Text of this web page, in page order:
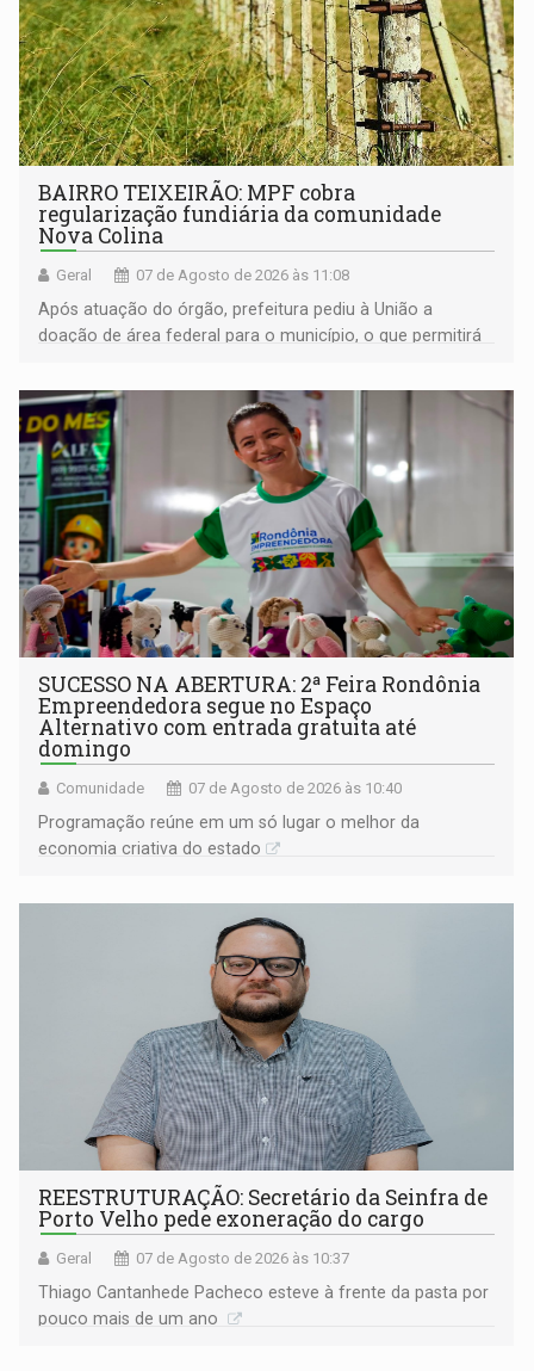
BAIRRO TEIXEIRÃO: MPF cobra
regularização fundiária da comunidade
Nova Colina
Geral 07 de Agosto de 2026 às 11:08
Após atuação do órgão, prefeitura pediu à União a
doação de área federal para o município, o que permitirá
SUCESSO NA ABERTURA: 2ª Feira Rondônia
Empreendedora segue no Espaço
Alternativo com entrada gratuita até
domingo
Comunidade 07 de Agosto de 2026 às 10:40
Programação reúne em um só lugar o melhor da
economia criativa do estado
REESTRUTURAÇÃO: Secretário da Seinfra de
Porto Velho pede exoneração do cargo
Geral 07 de Agosto de 2026 às 10:37
Thiago Cantanhede Pacheco esteve à frente da pasta por
pouco mais de um ano